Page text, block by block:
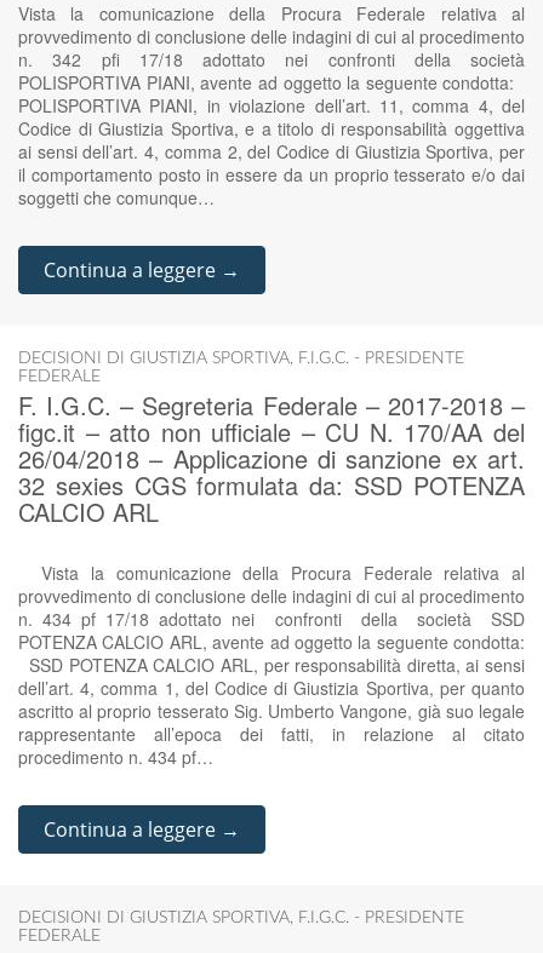
Vista la comunicazione della Procura Federale relativa al
provvedimento di conclusione delle indagini di cui al procedimento
n. 342 pfi 17/18 adottato nei confronti della società
POLISPORTIVA PIANI, avente ad oggetto la seguente condotta:
POLISPORTIVA PIANI, in violazione dell’art. 11, comma 4, del
Codice di Giustizia Sportiva, e a titolo di responsabilità oggettiva
ai sensi dell’art. 4, comma 2, del Codice di Giustizia Sportiva, per
il comportamento posto in essere da un proprio tesserato e/o dai
soggetti che comunque…
Continua a leggere →
DECISIONI DI GIUSTIZIA SPORTIVA, F.I.G.C. - PRESIDENTE
FEDERALE
F. I.G.C. – Segreteria Federale – 2017-2018 –
figc.it – atto non ufficiale – CU N. 170/AA del
26/04/2018 – Applicazione di sanzione ex art.
32 sexies CGS formulata da: SSD POTENZA
CALCIO ARL
Vista la comunicazione della Procura Federale relativa al
provvedimento di conclusione delle indagini di cui al procedimento
n. 434 pf 17/18 adottato nei confronti della società SSD
POTENZA CALCIO ARL, avente ad oggetto la seguente condotta:
SSD POTENZA CALCIO ARL, per responsabilità diretta, ai sensi
dell’art. 4, comma 1, del Codice di Giustizia Sportiva, per quanto
ascritto al proprio tesserato Sig. Umberto Vangone, già suo legale
rappresentante all’epoca dei fatti, in relazione al citato
procedimento n. 434 pf…
Continua a leggere →
DECISIONI DI GIUSTIZIA SPORTIVA, F.I.G.C. - PRESIDENTE
FEDERALE